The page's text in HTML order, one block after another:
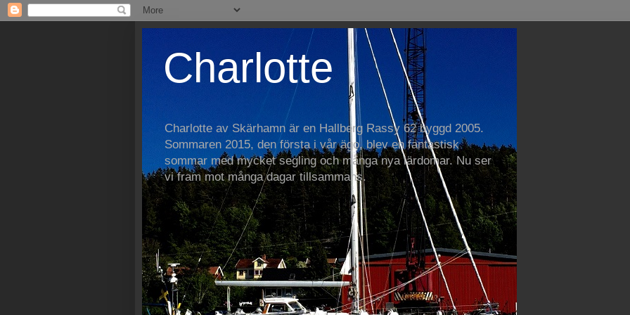
Charlotte
Charlotte av Skärhamn är en Hallberg Rassy 62 byggd 2005.
Sommaren 2015, den första i vår ägo, blev en fantastisk
sommar med mycket segling och många nya lärdomar. Nu ser
vi fram mot många dagar tillsammans.